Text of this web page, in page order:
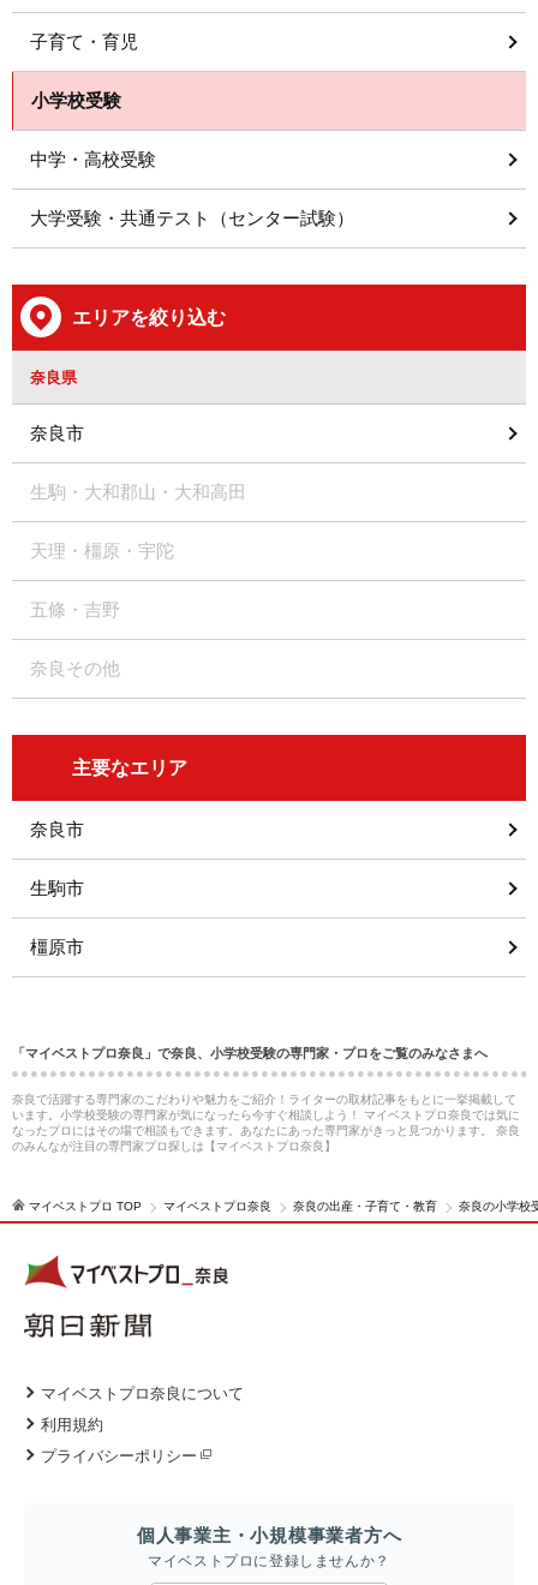
子育て・育児
小学校受験
中学・高校受験
大学受験・共通テスト（センター試験）
エリアを絞り込む
奈良県
奈良市
生駒・大和郡山・大和高田
天理・橿原・宇陀
五條・吉野
奈良その他
主要なエリア
奈良市
生駒市
橿原市
「マイベストプロ奈良」で奈良、小学校受験の専門家・プロをご覧のみなさまへ
奈良で活躍する専門家のこだわりや魅力をご紹介！ライターの取材記事をもとに一挙掲載して
います。小学校受験の専門家が気になったら今すぐ相談しよう！ マイベストプロ奈良では気に
なったプロにはその場で相談もできます。あなたにあった専門家がきっと見つかります。 奈良
のみんなが注目の専門家プロ探しは【マイベストプロ奈良】
マイベストプロ TOP マイベストプロ奈良 奈良の出産・子育て・教育 奈良の小学校
マイベストプロ奈良について
利用規約
プライバシーポリシー
個人事業主・小規模事業者方へ
マイベストプロに登録しませんか？